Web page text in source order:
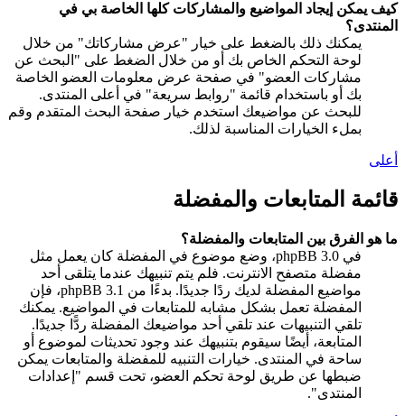
كيف يمكن إيجاد المواضيع والمشاركات كلها الخاصة بي في
المنتدى؟
يمكنك ذلك بالضغط على خيار "عرض مشاركاتك" من خلال
لوحة التحكم الخاص بك أو من خلال الضغط على "البحث عن
مشاركات العضو" في صفحة عرض معلومات العضو الخاصة
بك أو باستخدام قائمة "روابط سريعة" في أعلى المنتدى.
للبحث عن مواضيعك استخدم خيار صفحة البحث المتقدم وقم
بملء الخيارات المناسبة لذلك.
أعلى
قائمة المتابعات والمفضلة
ما هو الفرق بين المتابعات والمفضلة؟
في phpBB 3.0، وضع موضوع في المفضلة كان يعمل مثل
مفضلة متصفح الانترنت. فلم يتم تنبيهك عندما يتلقى أحد
مواضيع المفضلة لديك ردًا جديدًا. بدءًا من phpBB 3.1، فإن
المفضلة تعمل بشكل مشابه للمتابعات في المواضيع. يمكنك
تلقي التنبيهات عند تلقي أحد مواضيعك المفضلة ردًّا جديدًا.
المتابعة، أيضًا سيقوم بتنبيهك عند وجود تحديثات لموضوع أو
ساحة في المنتدى. خيارات التنبيه للمفضلة والمتابعات يمكن
ضبطها عن طريق لوحة تحكم العضو، تحت قسم "إعدادات
المنتدى".